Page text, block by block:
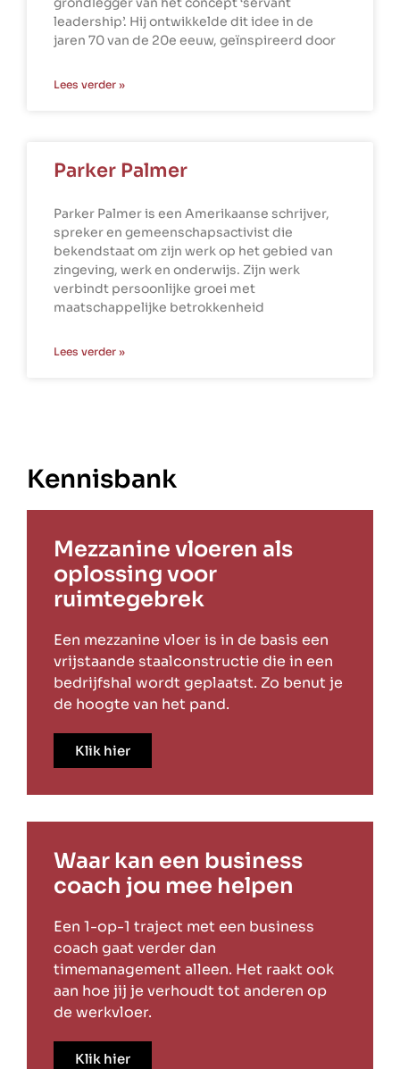
leadership’. Hij ontwikkelde dit idee in de
jaren 70 van de 20e eeuw, geïnspireerd door
Lees verder »
Parker Palmer
Parker Palmer is een Amerikaanse schrijver,
spreker en gemeenschapsactivist die
bekendstaat om zijn werk op het gebied van
zingeving, werk en onderwijs. Zijn werk
verbindt persoonlijke groei met
maatschappelijke betrokkenheid
Lees verder »
Kennisbank
Mezzanine vloeren als
oplossing voor
ruimtegebrek
Een mezzanine vloer is in de basis een
vrijstaande staalconstructie die in een
bedrijfshal wordt geplaatst. Zo benut je
de hoogte van het pand.
Klik hier
Waar kan een business
coach jou mee helpen
Een 1-op-1 traject met een business
coach gaat verder dan
timemanagement alleen. Het raakt ook
aan hoe jij je verhoudt tot anderen op
de werkvloer.
Klik hier